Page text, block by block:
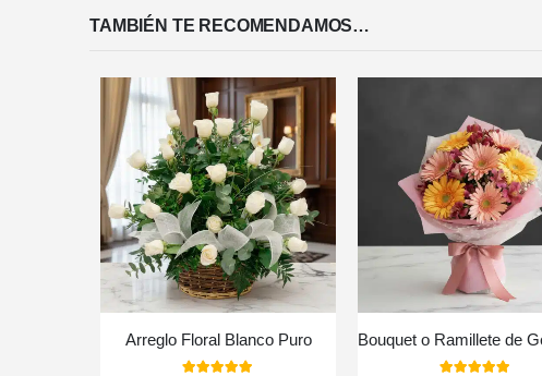
TAMBIÉN TE RECOMENDAMOS…
Arreglo Floral Blanco Puro